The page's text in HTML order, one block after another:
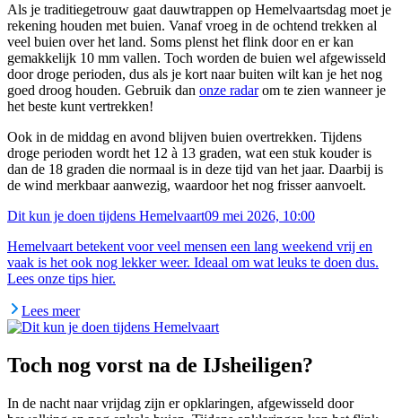
Als je traditiegetrouw gaat dauwtrappen op Hemelvaartsdag moet je
rekening houden met buien. Vanaf vroeg in de ochtend trekken al
veel buien over het land. Soms plenst het flink door en er kan
gemakkelijk 10 mm vallen. Toch worden de buien wel afgewisseld
door droge perioden, dus als je kort naar buiten wilt kan je het nog
goed droog houden. Gebruik dan onze radarom te zien wanneer je
het beste kunt vertrekken!
Ook in de middag en avond blijven buien overtrekken. Tijdens
droge perioden wordt het 12 à 13 graden, wat een stuk kouder is
dan de 18 graden die normaal is in deze tijd van het jaar. Daarbij is
de wind merkbaar aanwezig, waardoor het nog frisser aanvoelt.
Dit kun je doen tijdens Hemelvaart09 mei 2026, 10:00
Hemelvaart betekent voor veel mensen een lang weekend vrij en
vaak is het ook nog lekker weer. Ideaal om wat leuks te doen dus.
Lees onze tips hier.
Lees meer
Toch nog vorst na de IJsheiligen?
In de nacht naar vrijdag zijn er opklaringen, afgewisseld door